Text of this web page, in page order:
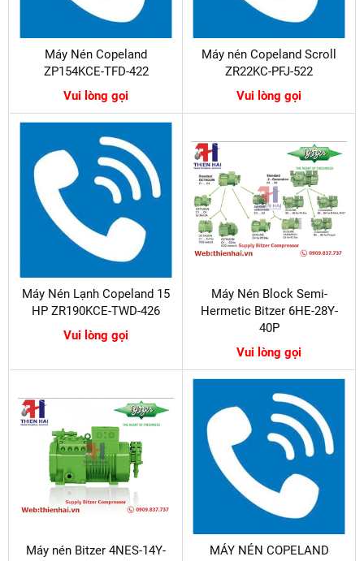
Máy Nén Copeland
ZP154KCE-TFD-422
Vui lòng gọi
Máy nén Copeland Scroll
ZR22KC-PFJ-522
Vui lòng gọi
Máy Nén Lạnh Copeland 15
HP ZR190KCE-TWD-426
Vui lòng gọi
Máy Nén Block Semi-
Hermetic Bitzer 6HE-28Y-
40P
Vui lòng gọi
Máy nén Bitzer 4NES-14Y-
MÁY NÉN COPELAND